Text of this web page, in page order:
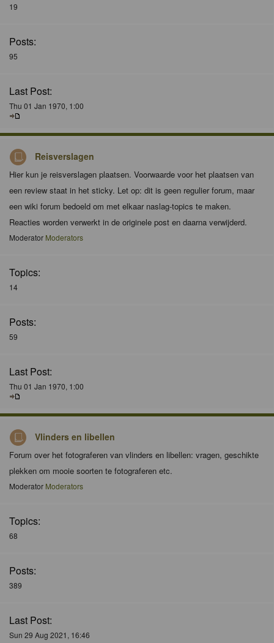
19
Posts:
95
Last Post:
Thu 01 Jan 1970, 1:00
Reisverslagen
Hier kun je reisverslagen plaatsen. Voorwaarde voor het plaatsen van
een review staat in het sticky. Let op: dit is geen regulier forum, maar
een wiki forum bedoeld om met elkaar naslag-topics te maken.
Reacties worden verwerkt in de originele post en daarna verwijderd.
Moderator Moderators
Topics:
14
Posts:
59
Last Post:
Thu 01 Jan 1970, 1:00
Vlinders en libellen
Forum over het fotograferen van vlinders en libellen: vragen, geschikte
plekken om mooie soorten te fotograferen etc.
Moderator Moderators
Topics:
68
Posts:
389
Last Post:
Sun 29 Aug 2021, 16:46